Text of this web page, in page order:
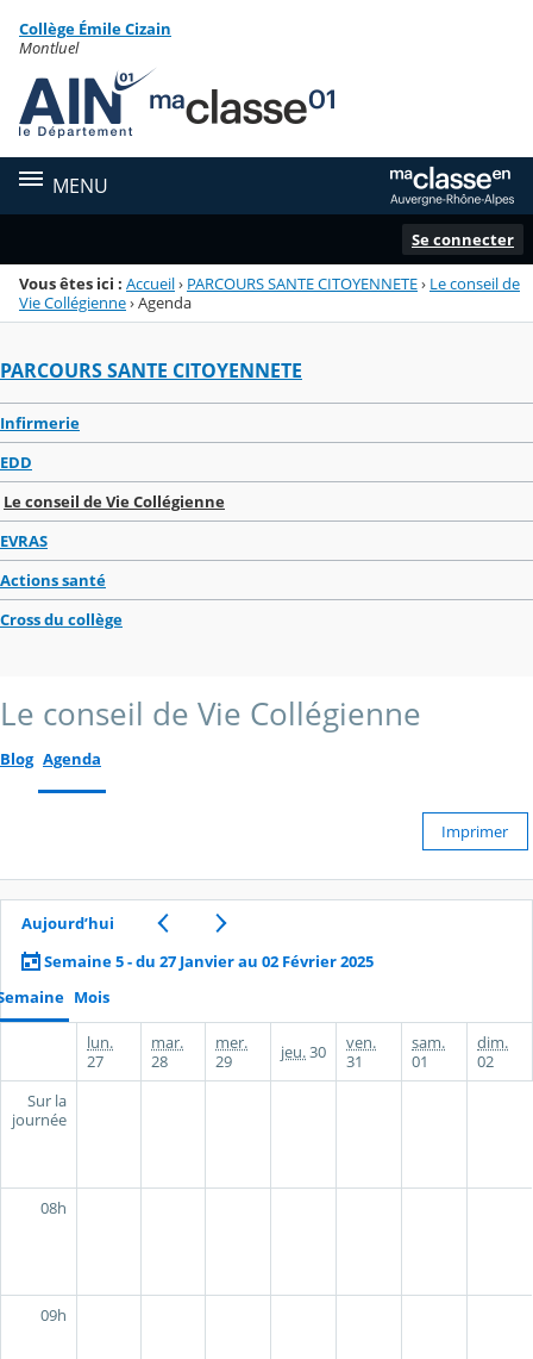
Menu de la rubrique
Contenu
Collège Émile Cizain
Montluel
MENU
Se connecter
Vous êtes ici : Accueil› PARCOURS SANTE CITOYENNETE› Le conseil de
Vie Collégienne›Agenda
PARCOURS SANTE CITOYENNETE
Infirmerie
EDD
Le conseil de Vie Collégienne
EVRAS
Actions santé
Cross du collège
Le conseil de Vie Collégienne
Blog Agenda
Imprimer
Aujourd’hui
Semaine 5 - du 27 Janvier au 02 Février 2025
Mois
lun.
27
mar.
28
mer.
29
jeu.30
ven.
31
sam.
01
dim.
02
Sur la
journée
08h
09h